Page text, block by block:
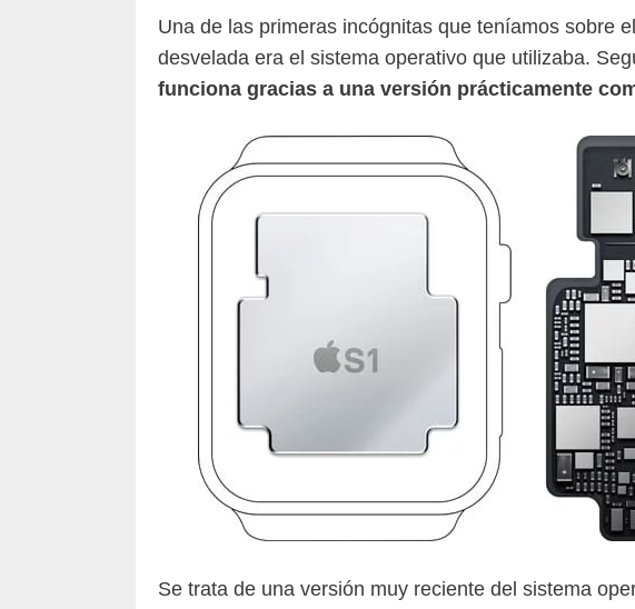
Una de las primeras incógnitas que teníamos sobre
desvelada era el sistema operativo que utilizaba.
funciona gracias a una versión prácticamente
Se trata de una versión muy reciente del sistema